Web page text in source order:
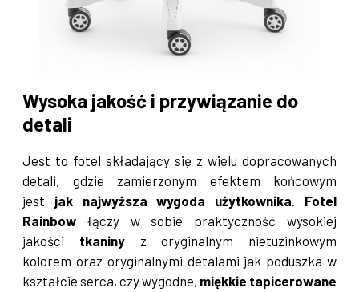
Wysoka jakość i przywiązanie do
detali
Jest to fotel składający się z wielu dopracowanych
detali, gdzie zamierzonym efektem końcowym
jest jak najwyższa wygoda użytkownika. Fotel
Rainbow łączy w sobie praktyczność wysokiej
jakości tkaniny z oryginalnym nietuzinkowym
kolorem oraz oryginalnymi detalami jak poduszka w
kształcie serca, czy wygodne, miękkie tapicerowane